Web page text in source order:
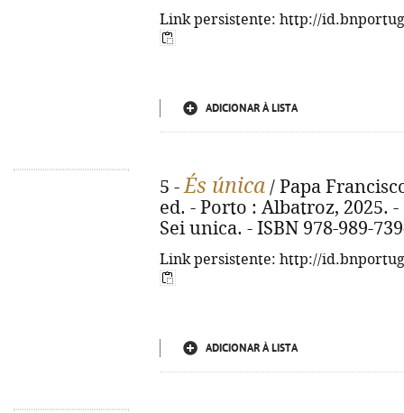
Link persistente: http://
ADICIONAR À LISTA
5 -És única / Papa
ed. - Porto : Albatroz, 2025.
Sei unica. - ISBN 978-989-
Link persistente: http://
ADICIONAR À LISTA